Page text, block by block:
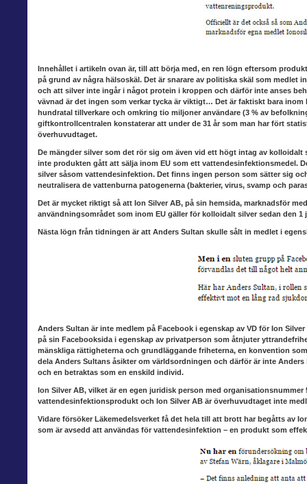
Innehållet i artikeln ovan är, till att börja med, en ren lögn eftersom
på grund av några hälsoskäl. Det är snarare av politiska skäl som
och att silver inte ingår i något protein i kroppen och därför inte anses
vävnad är det ingen som verkar tycka är viktigt… Det är faktiskt bara
hundratal tillverkare och omkring tio miljoner användare (3 % av
giftkontrollcentralen konstaterar att under de 31 år som man har fört
överhuvudtaget.
De mängder silver som det rör sig om även vid ett högt intag av kolloidalt
inte produkten gått att sälja inom EU som ett vattendesinfektionsmedel.
silver såsom vattendesinfektion. Det finns ingen person som sätter sig
neutralisera de vattenburna patogenerna (bakterier, virus, svamp och
Det är mycket riktigt så att Ion Silver AB, på sin hemsida, marknadsför
användningsområdet som inom EU gäller för kolloidalt silver sedan den 1
Nästa lögn från tidningen är att Anders Sultan skulle sålt in medlet i
Anders Sultan är inte medlem på Facebook i egenskap av VD för Ion
på sin Facebooksida i egenskap av privatperson som åtnjuter
mänskliga rättigheterna och grundläggande friheterna, en konvention
dela Anders Sultans åsikter om världsordningen och därför är inte
och en betraktas som en enskild individ.
Ion Silver AB, vilket är en egen juridisk person med organisationsnummer
vattendesinfektionsprodukt och Ion Silver AB är överhuvudtaget inte
Vidare försöker Läkemedelsverket få det hela till att brott har begåtts av
som är avsedd att användas för vattendesinfektion – en produkt som